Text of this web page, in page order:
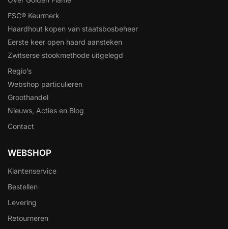
FSC® Keurmerk
Haardhout kopen van staatsbosbeheer
Eerste keer open haard aansteken
Zwitserse stookmethode uitgelegd
Regio’s
Webshop particulieren
Groothandel
Nieuws, Acties en Blog
Contact
WEBSHOP
Klantenservice
Bestellen
Levering
Retourneren